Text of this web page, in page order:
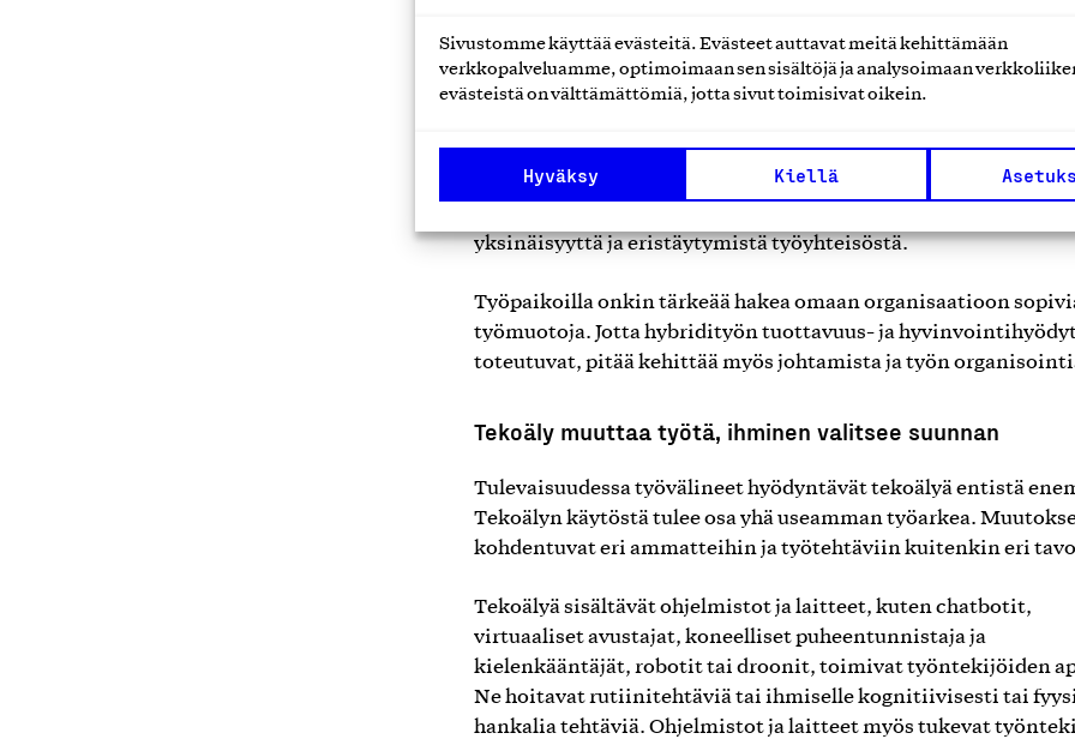
Sivustomme käyttää evästeitä. Evästeet auttavat meitä kehittämään
verkkopalveluamme, optimoimaan sen sisältöjä ja analysoimaan
evästeistä on välttämättömiä, jotta sivut toimisivat oikein.
Hyväksy Kiellä
todellisuuden ratkaisuilla, voidaan lisätä kohtaamisten
todellisuudenkaltaisuutta.
ajaa työaikojen pitenemiseen, liialliseen kuormittumiseen,
liikuntaelinsairauksien yleistymiseen sekä toimintakyvyn
yksinäisyyttä ja eristäytymistä työyhteisöstä.
Työpaikoilla onkin tärkeää hakea omaan organisaatioon
työmuotoja. Jotta hybridityön tuottavuus- ja
toteutuvat, pitää kehittää myös johtamista ja työn
Tekoäly muuttaa työtä, ihminen valitsee suunnan
Tulevaisuudessa työvälineet hyödyntävät tekoälyä entistä
Tekoälyn käytöstä tulee osa yhä useamman työarkea.
kohdentuvat eri ammatteihin ja työtehtäviin kuitenkin eri
Tekoälyä sisältävät ohjelmistot ja laitteet, kuten chatbotit,
virtuaaliset avustajat, koneelliset puheentunnistaja ja
kielenkääntäjät, robotit tai droonit, toimivat työntekijöiden
Ne hoitavat rutiinitehtäviä tai ihmiselle kognitiivisesti tai
hankalia tehtäviä. Ohjelmistot ja laitteet myös tukevat